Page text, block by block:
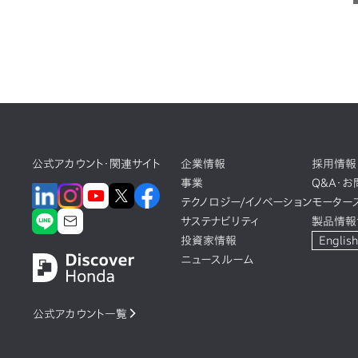
公式アカウント・関連サイト
公式アカウント一覧
企業情報
事業
テクノロジー/イノベーション
サステナビリティ
投資家情報
ニュースルーム
採用情報
Q&A・
モーター
製品情報
English